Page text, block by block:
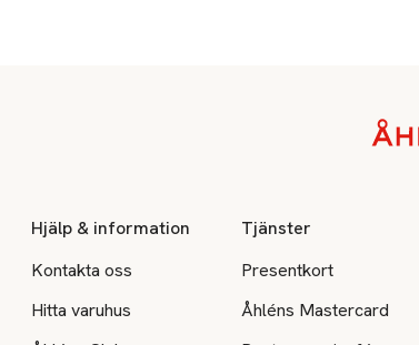
Hjälp & information
Kontakta oss
Hitta varuhus
Tjänster
Presentkort
Åhléns Mastercard